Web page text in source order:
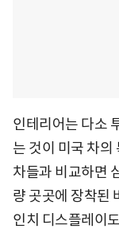
인테리어는 다소
는 것이 미국 차
차들과 비교하면
량 곳곳에 장착된
인치 디스플레이